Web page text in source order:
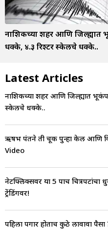
नाशिकच्या शहर आणि जिल्ह्यात
धक्के, ४.३ रिश्टर स्केलचे धक्के..
Latest Articles
नाशिकच्या शहर आणि जिल्ह्यात
स्केलचे धक्के..
ऋषभ पंतने ती चूक पुन्हा केली आणि
Video
नेटफ्लिक्सवर या 5 पाच चित्रपटांचा
ट्रेंडिंगवर!
पहिला पगार होताच कुठे लावावा